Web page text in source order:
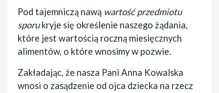
Pod tajemniczą nawą wartość przedmiotu
sporukryje się określenie naszego żądania,
które jest wartością roczną miesięcznych
alimentów, o które wnosimy w pozwie.
Zakładając, że nasza Pani Anna Kowalska
wnosi o zasądzenie od ojca dziecka na rzecz